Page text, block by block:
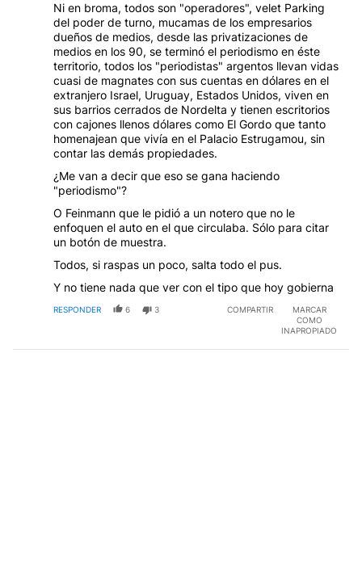
Ni en broma, todos son "operadores", velet Parking
del poder de turno, mucamas de los empresarios
dueños de medios, desde las privatizaciones de
medios en los 90, se terminó el periodismo en éste
territorio, todos los "periodistas" argentos llevan vidas
cuasi de magnates con sus cuentas en dólares en el
extranjero Israel, Uruguay, Estados Unidos, viven en
sus barrios cerrados de Nordelta y tienen escritorios
con cajones llenos dólares como El Gordo que tanto
homenajean que vivía en el Palacio Estrugamou, sin
contar las demás propiedades.
¿Me van a decir que eso se gana haciendo
"periodismo"?
O Feinmann que le pidió a un notero que no le
enfoquen el auto en el que circulaba. Sólo para citar
un botón de muestra.
Todos, si raspas un poco, salta todo el pus.
Y no tiene nada que ver con el tipo que hoy gobierna
RESPONDER 6 3 COMPARTIR
MARCAR
COMO
INAPROPIADO